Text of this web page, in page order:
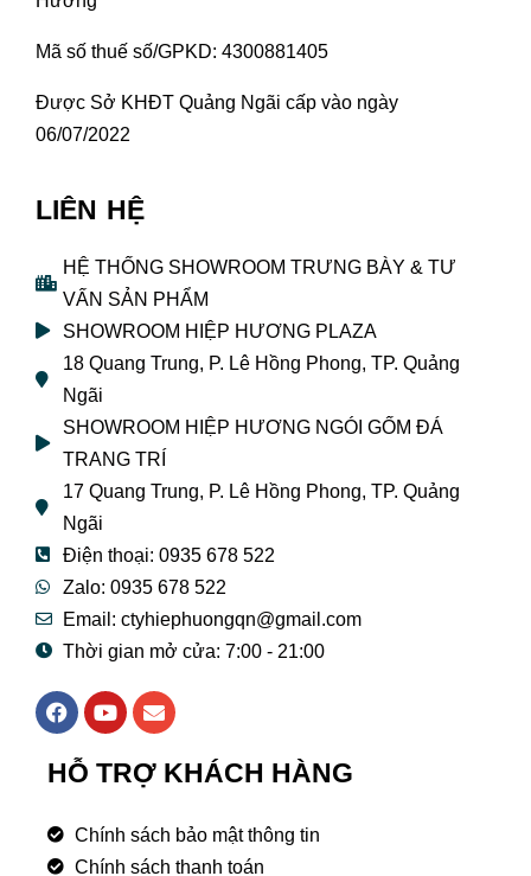
Mã số thuế số/GPKD: 4300881405
Được Sở KHĐT Quảng Ngãi cấp vào ngày
06/07/2022
LIÊN HỆ
HỆ THỐNG SHOWROOM TRƯNG BÀY & TƯ
VẤN SẢN PHẨM
SHOWROOM HIỆP HƯƠNG PLAZA
18 Quang Trung, P. Lê Hồng Phong, TP. Quảng
Ngãi
SHOWROOM HIỆP HƯƠNG NGÓI GỐM ĐÁ
TRANG TRÍ
17 Quang Trung, P. Lê Hồng Phong, TP. Quảng
Ngãi
Điện thoại: 0935 678 522
Zalo: 0935 678 522
Email: ctyhiephuongqn@gmail.com
Thời gian mở cửa: 7:00 - 21:00
F
a
e
b
o
k
Y
o
t
u
e
E
n
e
l
p
e
HỖ TRỢ KHÁCH HÀNG
Chính sách bảo mật thông tin
Chính sách thanh toán